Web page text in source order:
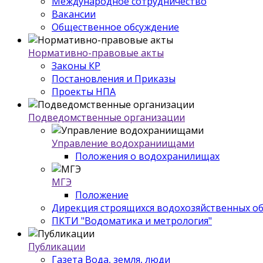
Вакансии
Общественное обсуждение
Нормативно-правовые акты
Законы КР
Постановления и Приказы
Проекты НПА
Подведомственные организации
Управление водохраниищами
Положения о водохранилищах
МГЭ
Положение
Дирекция строящихся водохозяйственных
ПКТИ "Водоматика и метрология"
Публикации
Газета Вода, земля, люди